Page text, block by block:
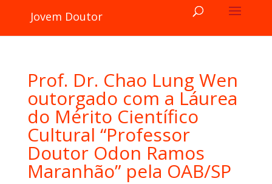
Jovem Doutor
Prof. Dr. Chao Lung Wen
outorgado com a Láurea
do Mérito Científico
Cultural “Professor
Doutor Odon Ramos
Maranhão” pela OAB/SP